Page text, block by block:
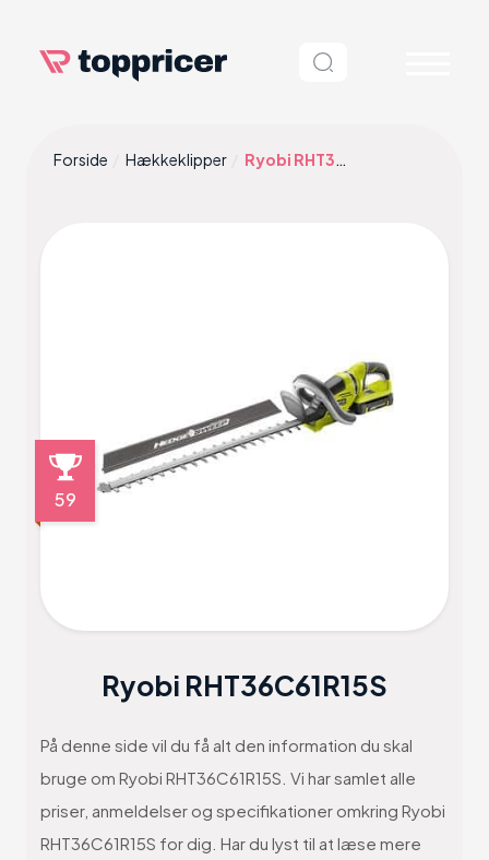
Forside Hækkeklipper Ryobi RHT36C61R15S
59
Ryobi RHT36C61R15S
På denne side vil du få alt den information du skal
bruge om Ryobi RHT36C61R15S. Vi har samlet alle
priser, anmeldelser og specifikationer omkring Ryobi
RHT36C61R15S for dig. Har du lyst til at læse mere